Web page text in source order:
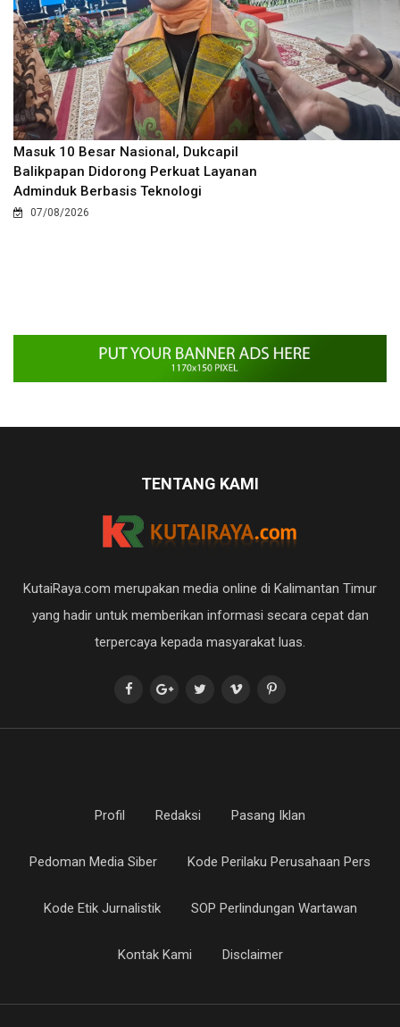
Masuk 10 Besar Nasional, Dukcapil
Balikpapan Didorong Perkuat Layanan
Adminduk Berbasis Teknologi
07/08/2026
TENTANG KAMI
KutaiRaya.com merupakan media online di Kalimantan Timur
yang hadir untuk memberikan informasi secara cepat dan
terpercaya kepada masyarakat luas.
Profil Redaksi Pasang Iklan
Pedoman Media Siber Kode Perilaku Perusahaan Pers
Kode Etik Jurnalistik SOP Perlindungan Wartawan
Kontak Kami Disclaimer